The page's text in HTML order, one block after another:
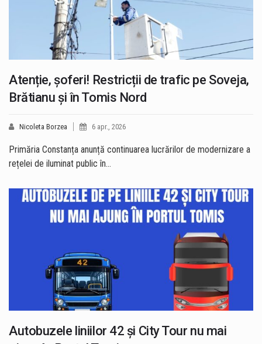
Atenție, șoferi! Restricții de trafic pe Soveja,
Brătianu și în Tomis Nord
Nicoleta Borzea 6 apr., 2026
Primăria Constanța anunță continuarea lucrărilor de modernizare a
rețelei de iluminat public în…
Autobuzele liniilor 42 și City Tour nu mai